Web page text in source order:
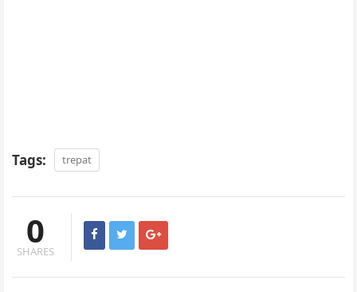
Tags: trepat
0
SHARES